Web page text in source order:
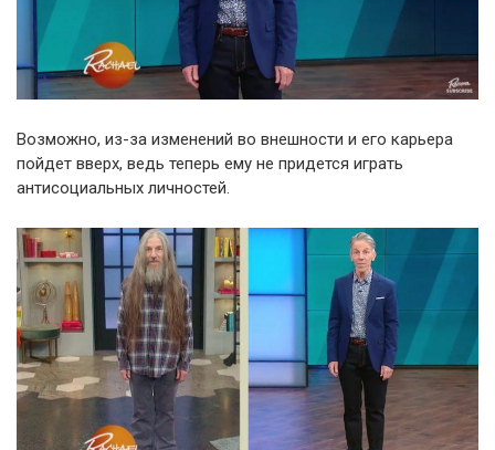
Возможно, из-за изменений во внешности и его карьера
пойдет вверх, ведь теперь ему не придется играть
антисоциальных личностей.